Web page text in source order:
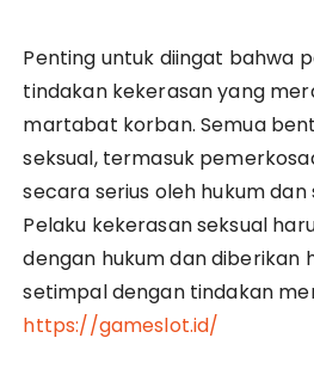
Penting untuk diingat bahwa
tindakan kekerasan yang
martabat korban. Semua
seksual, termasuk
secara serius oleh hukum
Pelaku kekerasan seksual
dengan hukum dan diberikan
setimpal dengan tindakan
https://gameslot.id/